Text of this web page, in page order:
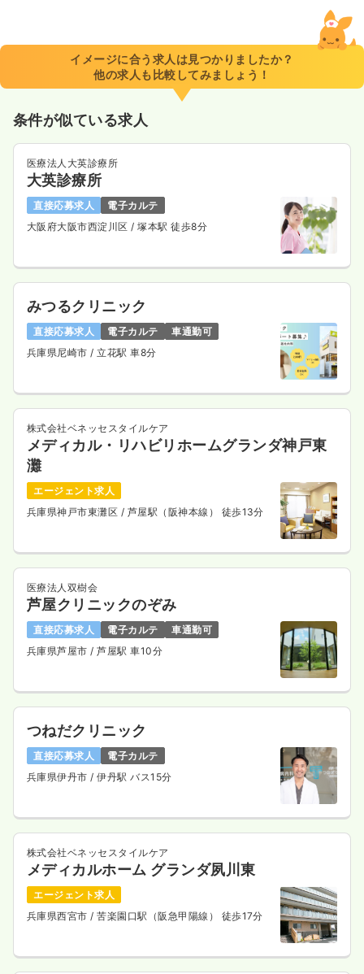
イメージに合う求人は見つかりましたか？
他の求人も比較してみましょう！
条件が似ている求人
医療法人大英診療所
大英診療所
直接応募求人
電子カルテ
大阪府大阪市西淀川区 / 塚本駅 徒歩8分
みつるクリニック
直接応募求人 電子カルテ
車通勤可
兵庫県尼崎市 / 立花駅 車8分
株式会社ベネッセスタイルケア
メディカル・リハビリホームグランダ神戸東
灘
エージェント求人
兵庫県神戸市東灘区 / 芦屋駅（阪神本線） 徒歩13分
医療法人双樹会
芦屋クリニックのぞみ
直接応募求人 電子カルテ
車通勤可
兵庫県芦屋市 / 芦屋駅 車10分
つねだクリニック
直接応募求人
電子カルテ
兵庫県伊丹市 / 伊丹駅 バス15分
株式会社ベネッセスタイルケア
メディカルホーム グランダ夙川東
エージェント求人
兵庫県西宮市 / 苦楽園口駅（阪急甲陽線） 徒歩17分